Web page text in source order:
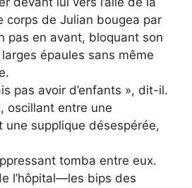
corps de Julian bougea par
pas en avant, bloquant son
épaules sans même
pas avoir d’enfants », dit-il.
oscillant entre une
une supplique désespérée,
tomba entre eux.
l’hôpital—les bips des